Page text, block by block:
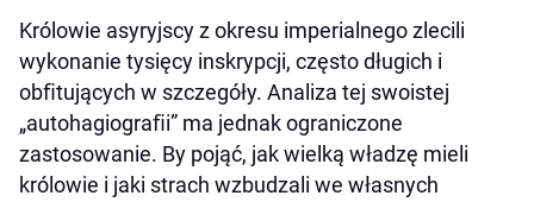
Królowie asyryjscy z okresu imperialnego zlecili
wykonanie tysięcy inskrypcji, często długich i
obﬁtujących w szczegóły. Analiza tej swoistej
„autohagiograﬁi” ma jednak ograniczone
zastosowanie. By pojąć, jak wielką władzę mieli
królowie i jaki strach wzbudzali we własnych